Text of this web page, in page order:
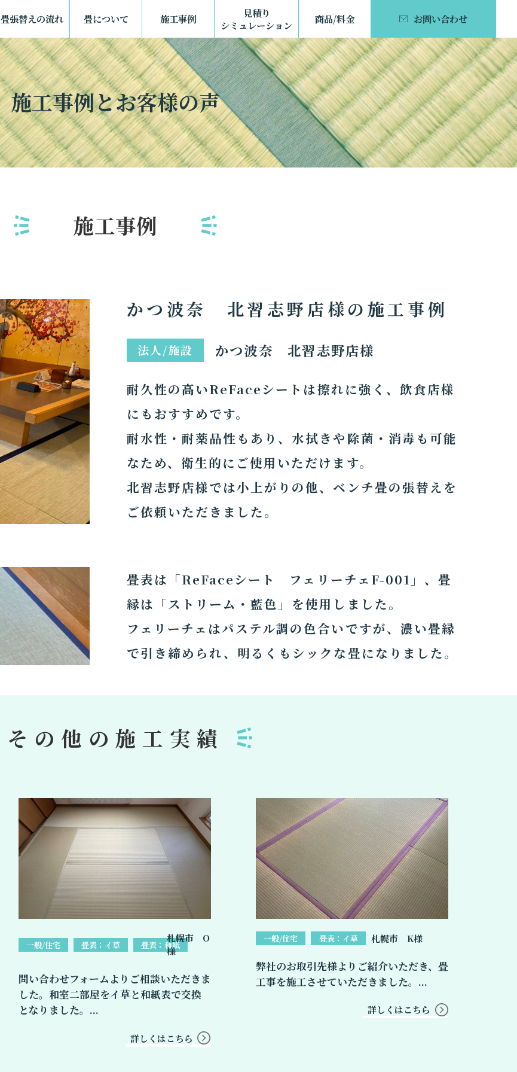
畳張替えの流れ 畳について 施工事例
見積り
シミュレーション
商品/料金 お問い合わせ
施工事例とお客様の声
施工事例
かつ波奈 北習志野店様の施工事例
法人/施設 かつ波奈 北習志野店様
耐久性の高いReFaceシートは擦れに強く、飲食店様
にもおすすめです。
耐水性・耐薬品性もあり、水拭きや除菌・消毒も可能
なため、衛生的にご使用いただけます。
北習志野店様では小上がりの他、ベンチ畳の張替えを
ご依頼いただきました。
畳表は「ReFaceシート フェリーチェF-001」、畳
縁は「ストリーム・藍色」を使用しました。
フェリーチェはパステル調の色合いですが、濃い畳縁
で引き締められ、明るくもシックな畳になりました。
その他の施工実績
一般/住宅 畳表：イ草 畳表：和紙
札幌市 O
様
問い合わせフォームよりご相談いただきま
した。和室二部屋をイ草と和紙表で交換
となりました。...
詳しくはこちら
一般/住宅 畳表：イ草 札幌市 K様
弊社のお取引先様よりご紹介いただき、畳
工事を施工させていただきました。...
詳しくはこちら